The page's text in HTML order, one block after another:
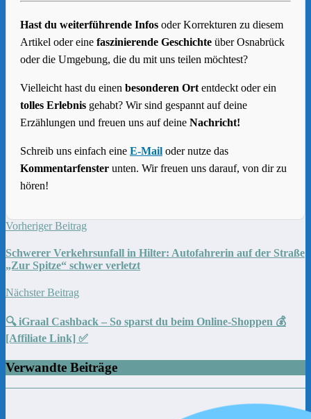
Hast du weiterführende Infos oder Korrekturen zu diesem
Artikel oder eine faszinierende Geschichte über Osnabrück
oder die Umgebung, die du mit uns teilen möchtest?
Vielleicht hast du einen besonderen Ort entdeckt oder ein
tolles Erlebnis gehabt? Wir sind gespannt auf deine
Erzählungen und freuen uns auf deine Nachricht!
Schreib uns einfach eine E-Mail oder nutze das
Kommentarfenster unten. Wir freuen uns darauf, von dir zu
hören!
Vorheriger Beitrag
Schwerer Verkehrsunfall in Hilter: Autofahrerin auf der Straße
„Zur Spitze“ schwer verletzt
Nächster Beitrag
🔍 iGraal Cashback – So sparst du beim Online-Shoppen 💰
[Affiliate Link] ✅
Verwandte Beiträge